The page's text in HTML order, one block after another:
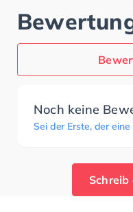
Noch keine
Sei der Erste, der